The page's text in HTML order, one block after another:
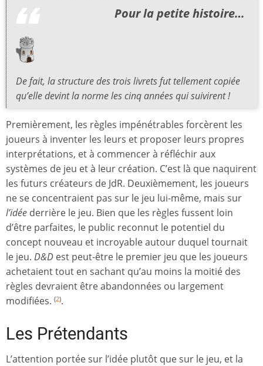
Pour la petite histoire…
De fait, la structure des trois livrets fut tellement copiée
qu’elle devint la norme les cinq années qui suivirent !
Premièrement, les règles impénétrables forcèrent les
joueurs à inventer les leurs et proposer leurs propres
interprétations, et à commencer à réfléchir aux
systèmes de jeu et à leur création. C’est là que naquirent
les futurs créateurs de JdR. Deuxièmement, les joueurs
ne se concentraient pas sur le jeu lui-même, mais sur
l’idée derrière le jeu. Bien que les règles fussent loin
d’être parfaites, le public reconnut le potentiel du
concept nouveau et incroyable autour duquel tournait
le jeu. D&D est peut-être le premier jeu que les joueurs
achetaient tout en sachant qu’au moins la moitié des
règles devraient être abandonnées ou largement
modifiées. (2).
Les Prétendants
L’attention portée sur l’idée plutôt que sur le jeu, et la